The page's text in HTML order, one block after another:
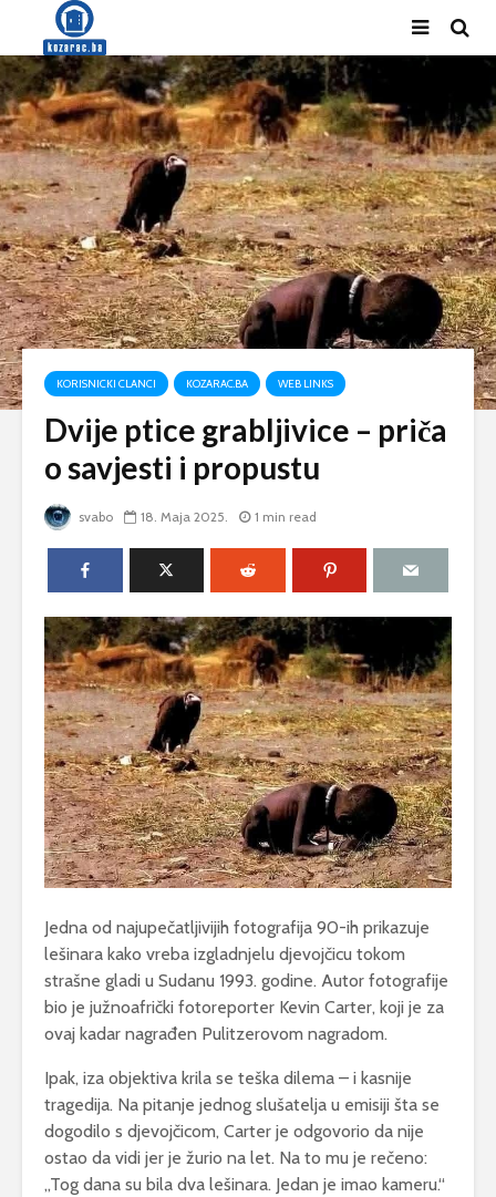
KORISNICKI CLANCI KOZARAC.BA WEB LINKS
Dvije ptice grabljivice – priča
o savjesti i propustu
svabo 18. Maja 2025. 1 min read
Jedna od najupečatljivijih fotografija 90-ih prikazuje
lešinara kako vreba izgladnjelu djevojčicu tokom
strašne gladi u Sudanu 1993. godine. Autor fotografije
bio je južnoafrički fotoreporter Kevin Carter, koji je za
ovaj kadar nagrađen Pulitzerovom nagradom.
Ipak, iza objektiva krila se teška dilema – i kasnije
tragedija. Na pitanje jednog slušatelja u emisiji šta se
dogodilo s djevojčicom, Carter je odgovorio da nije
ostao da vidi jer je žurio na let. Na to mu je rečeno:
„Tog dana su bila dva lešinara. Jedan je imao kameru.“